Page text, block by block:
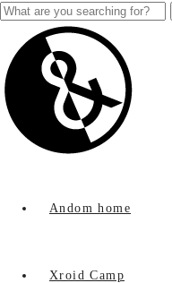
Andom home
Xroid Camp